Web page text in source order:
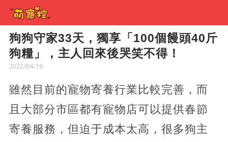
狗狗守家33天，獨享「100個饅頭40斤
狗糧」，主人回來後哭笑不得！
2022/04/19
雖然目前的寵物寄養行業比較完善，而
且大部分市區都有寵物店可以提供春節
寄養服務，但迫于成本太高，很多狗主